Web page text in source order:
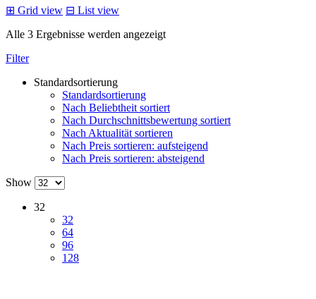
⊞ Grid view ⊟ List view
Alle 3 Ergebnisse werden angezeigt
Filter
Standardsortierung
Standardsortierung
Nach Beliebtheit sortiert
Nach Durchschnittsbewertung sortiert
Nach Aktualität sortieren
Nach Preis sortieren: aufsteigend
Nach Preis sortieren: absteigend
Show
32
32
64
96
128